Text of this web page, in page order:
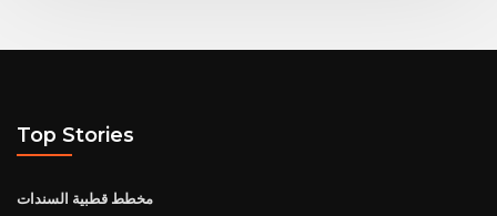
Top Stories
مخطط قطبية السندات